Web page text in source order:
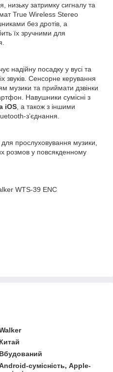
низьку затримку сигналу та
True Wireless Stereo
без дротів, а
їх зручними для
надійну посадку у вусі та
звуків. Сенсорне керування
музики та приймати дзвінки
Навушники сумісні з
iOS , а також з іншими
з’єднання.
прослуховування музики,
розмов у повсякденному
WTS-39 ENC
Китай
Вбудований
сумісність, Apple-